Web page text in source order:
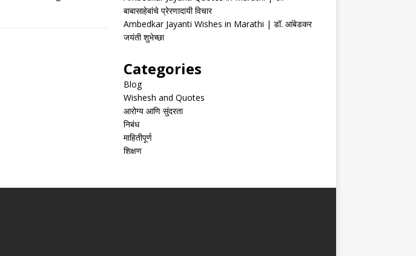
बाबासाहेबांचे प्रेरणादायी विचार
Ambedkar Jayanti Wishes in Marathi | डॉ. आंबेडकर
जयंती शुभेच्छा
Categories
Blog
Wishesh and Quotes
आरोग्य आणि सुंदरता
निबंध
माहितीपूर्ण
शिक्षण